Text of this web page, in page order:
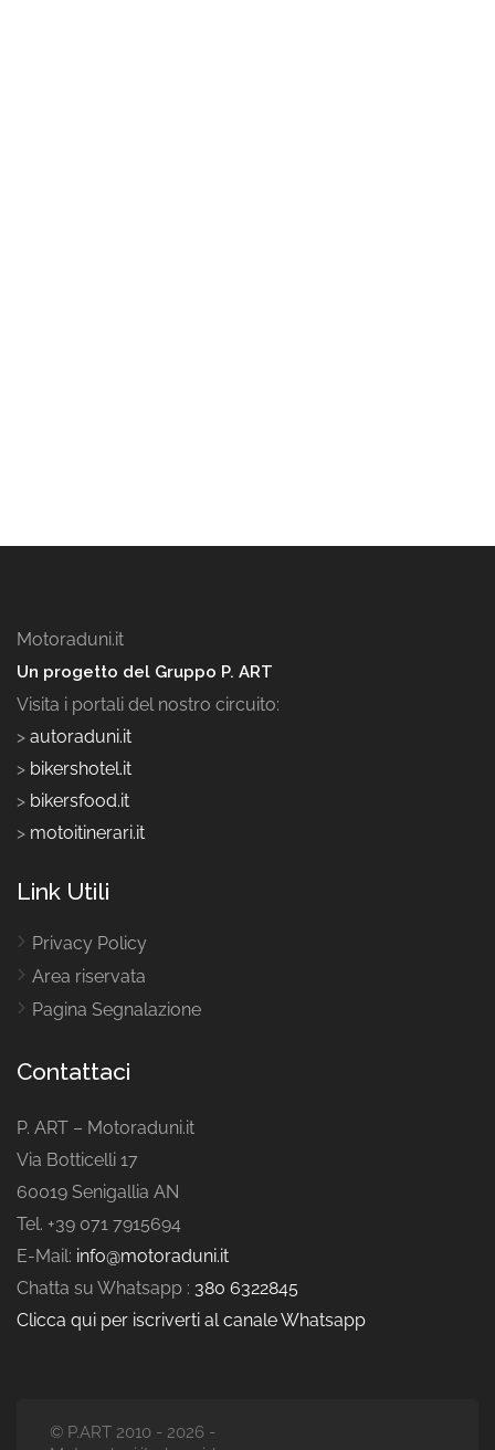
Motoraduni.it
Un progetto del Gruppo P. ART
Visita i portali del nostro circuito:
> autoraduni.it
> bikershotel.it
> bikersfood.it
> motoitinerari.it
Link Utili
Privacy Policy
Area riservata
Pagina Segnalazione
Contattaci
P. ART – Motoraduni.it
Via Botticelli 17
60019 Senigallia AN
Tel. +39 071 7915694
E-Mail: info@motoraduni.it
Chatta su Whatsapp : 380 6322845
Clicca qui per iscriverti al canale Whatsapp
© P.ART 2010 - 2026 -